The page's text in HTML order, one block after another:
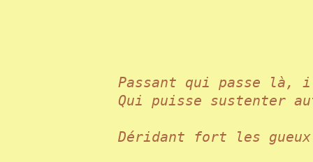
Passant qui passe
Qui puisse sustenter
Déridant fort les gueux